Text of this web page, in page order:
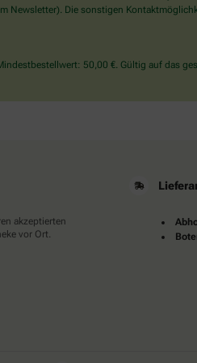
Newsletter). Die sonstigen
50,00 €. Gültig auf das
akzeptierten
vor Ort.